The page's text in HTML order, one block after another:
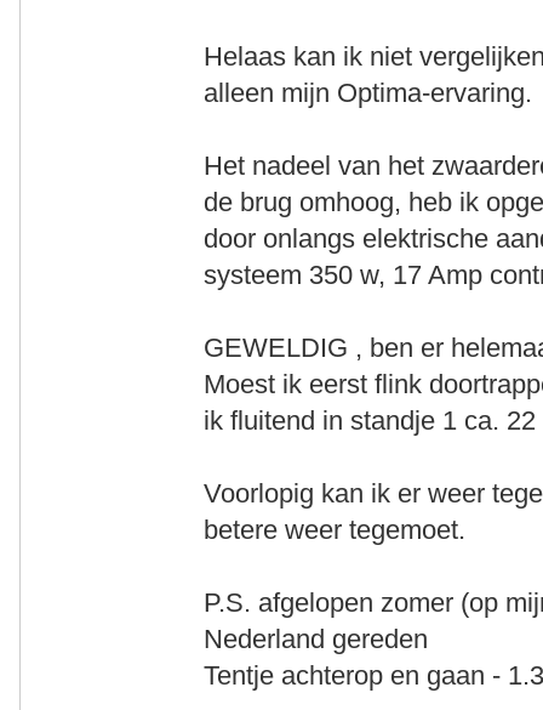
Helaas kan ik niet
alleen mijn Optima-ervaring.
Het nadeel van het
de brug omhoog, heb ik
door onlangs elektrische
systeem 350 w, 17 Amp
GEWELDIG , ben er
Moest ik eerst flink
ik fluitend in standje 1 ca.
Voorlopig kan ik er weer
betere weer tegemoet.
P.S. afgelopen zomer (op
Nederland gereden
Tentje achterop en gaan -